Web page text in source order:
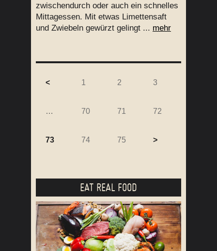
zwischendurch oder auch ein schnelles
Mittagessen. Mit etwas Limettensaft
und Zwiebeln gewürzt gelingt ... mehr
< 1 2 3
… 70 71 72
73 74 75 >
EAT REAL FOOD